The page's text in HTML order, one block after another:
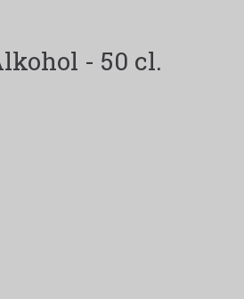
- 50 cl.